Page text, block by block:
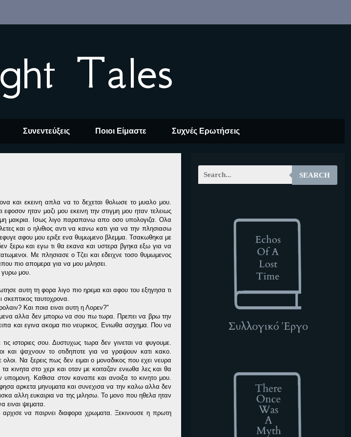
Tales
Συνεντεύξεις Ποιοι Είμαστε Συχνές Ερωτήσεις
και εκεινη απλα να το δεχεται θολωσε το μυαλο μου.
ηταν μαζι μου εκεινη την στιγμη μου ηταν τελειως
μακρια. Ισως λιγο παραπανω απο οσο υπολογιζα. Ολα
και ο ηλιθιος αντι να κανω κατι για να την πλησιασω
εφυγε αφου μου εριξε ενα θυμωμενο βλεμμα. Τσακωθηκα με
ξερω και εγω τι θα εκανα και υστερα βγηκα εξω για να
Με πλησιασε ο Τζει και εδειχνε τοσο θυμωμενος
πιο απομερα για να μου μιλησει.
γυρω μου.
αυτη τη φορα λιγο πιο ηρεμα και αφου του εξηγησα τι
ταυτοχρονα.
Και ποια ειναι αυτη η Λορεν?"
μενα αλλα δεν μπορω να σου πω τωρα. Πρεπει να βρω την
και εγινα ακομα πιο νευρικος. Ενιωθα ασχημα. Που να
ιστοριες σου. Δυστυχως τωρα δεν γινεται να φυγουμε.
και ψαχνουν το οτιδηποτε για να γραψουν κατι κακο.
Να ξερεις πως δεν ειμαι ο μοναδικος που εχει νευρα
κινητα στο χερι και οταν με κοιταζαν ενιωθα λες και θα
Καθισα στον καναπε και ανοιξα το κινητο μου.
αρκετα μηνυματα και συνεχισα να την καλω αλλα δεν
αλλη ευκαιρια να της μιλησω. Το μονο που ηθελα ηταν
ειναι ψεματα.
να παιρνει διαφορα χρωματα. Ξεκινουσε η πρωτη
SEARCH